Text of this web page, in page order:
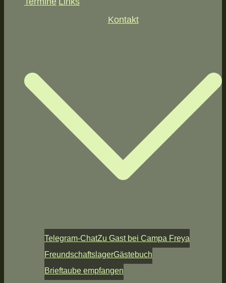
Kontakt
Telegram-ChatZu Gast bei Campa Freya
FreundschaftslagerGästebuch
Brieftaube empfangen